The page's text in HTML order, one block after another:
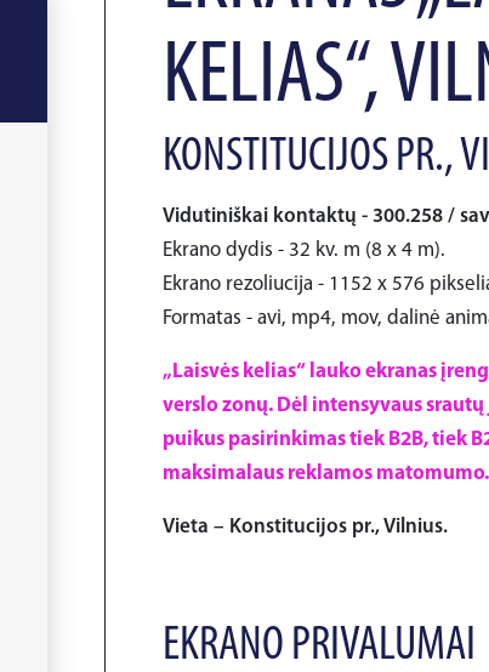
KELIAS“,
KONSTITUCIJOS PR.,
Vidutiniškai kontaktų - 300.258 /
Ekrano dydis - 32 kv. m (8 x 4 m).
Ekrano rezoliucija - 1152 x 576
Formatas - avi, mp4, mov, dalinė
„Laisvės kelias“ lauko ekranas
verslo zonų. Dėl intensyvaus
puikus pasirinkimas tiek B2B, tiek
maksimalaus reklamos matomumo.
Vieta – Konstitucijos pr., Vilnius.
EKRANO PRIVALUMAI